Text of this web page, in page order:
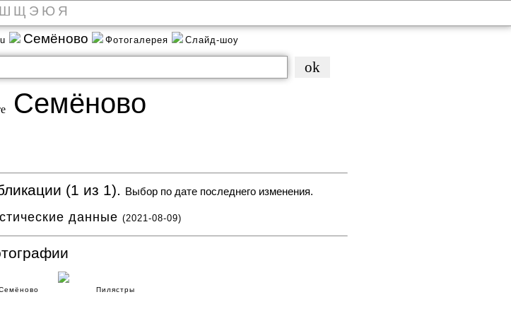
Ш Щ Э Ю Я
Семёново Фотогалерея Слайд-шоу
Семёново
(1 из 1). Выбор по дате последнего изменения.
данные (2021-08-09)
Пилястры